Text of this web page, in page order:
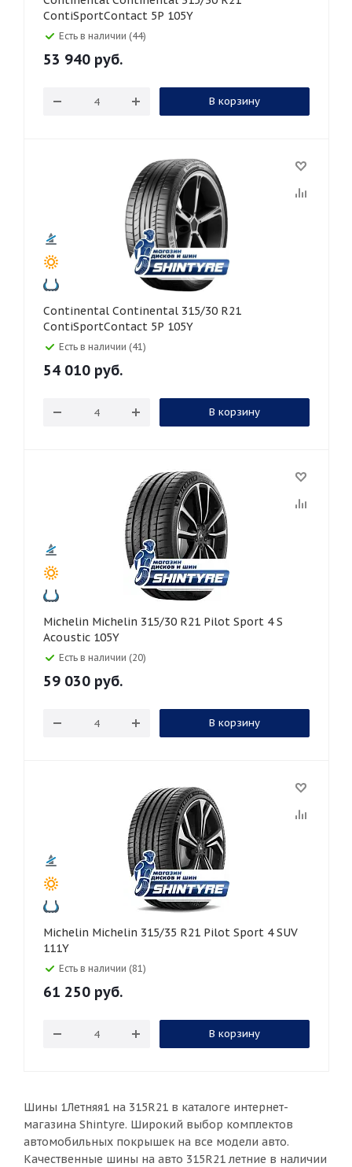
ContiSportContact 5P 105Y
Есть в наличии (44)
53 940 руб.
В корзину
Continental Continental 315/30 R21
ContiSportContact 5P 105Y
Есть в наличии (41)
54 010 руб.
В корзину
Michelin Michelin 315/30 R21 Pilot Sport 4 S
Acoustic 105Y
Есть в наличии (20)
59 030 руб.
В корзину
Michelin Michelin 315/35 R21 Pilot Sport 4 SUV
111Y
Есть в наличии (81)
61 250 руб.
В корзину
Шины 1Летняя1 на 315R21 в каталоге интернет-
магазина Shintyre. Широкий выбор комплектов
автомобильных покрышек на все модели авто.
Качественные шины на авто 315R21 летние в наличии